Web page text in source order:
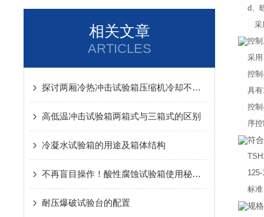
相关文章
ARTICLES
探讨两厢冷热冲击试验箱压缩机冷却不足的原因及影响
高低温冲击试验箱两箱式与三箱式的区别
冷凝水试验箱的用途及箱体结构
不再盲目操作！酸性腐蚀试验箱使用秘籍大公开
耐压爆破试验台的配置
d、
采
控
采
控
具
控
序
符
标准
规